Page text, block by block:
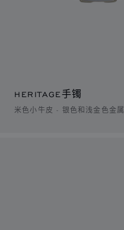
HERITAGE手镯
米色小牛皮 - 银色和浅金色金属